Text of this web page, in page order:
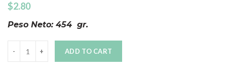
$2.80
Peso Neto: 454 gr.
ADD TO CART